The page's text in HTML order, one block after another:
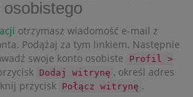
otrzymasz wiadomość e-mail z
Podążaj za tym linkiem. Następnie
swoje konto osobiste
Profil >
Dodaj witrynę , określ adres
przycisk Połącz witrynę .